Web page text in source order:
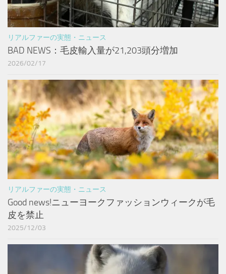
リアルファーの実態・ニュース
BAD NEWS：毛皮輸入量が21,203頭分増加
2026/02/17
リアルファーの実態・ニュース
Good news!ニューヨークファッションウィークが毛
皮を禁止
2025/12/03